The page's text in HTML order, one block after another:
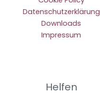
Datenschutzerklärung
Downloads
Impressum
Helfen